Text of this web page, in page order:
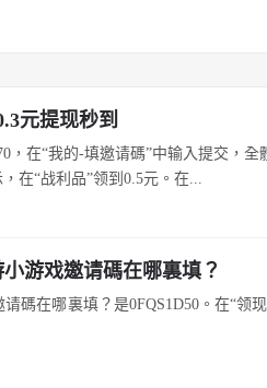
元提现秒到
，在“我的-填邀请碼”中输入提交，
在“战利品”领到0.5元。在...
游戏邀请碼在哪裏填？
碼在哪裏填？是0FQS1D50。在“领